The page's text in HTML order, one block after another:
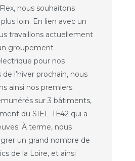
nous souhaitons
loin. En lien avec un
travaillons actuellement
groupement
pour nos
l’hiver prochain, nous
ainsi nos premiers
sur 3 bâtiments,
du SIEL-TE42 qui a
À terme, nous
un grand nombre de
de la Loire, et ainsi